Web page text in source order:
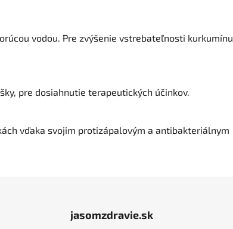
vodou. Pre zvýšenie vstrebateľnosti kurkumínu
pre dosiahnutie terapeutických účinkov.
vďaka svojim protizápalovým a antibakteriálnym
jasomzdravie.sk